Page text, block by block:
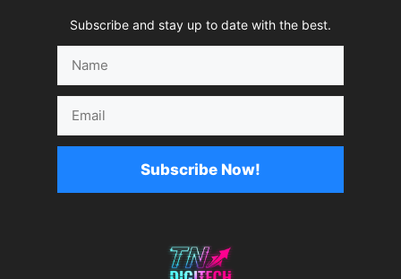
Subscribe and stay up to date with the best.
Subscribe Now!